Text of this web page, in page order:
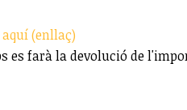
aquí (enllaç)
es farà la devolució de